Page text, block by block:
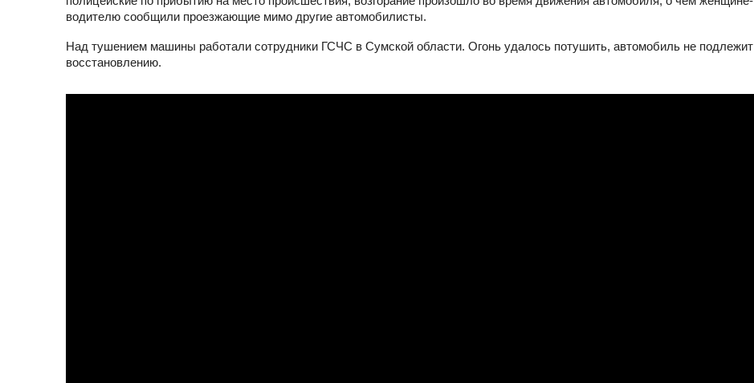
водителю сообщили проезжающие мимо другие автомобилисты.
Над тушением машины работали сотрудники ГСЧС в Сумской области. Огонь удалось потушить, автомобиль не подлежит
восстановлению.